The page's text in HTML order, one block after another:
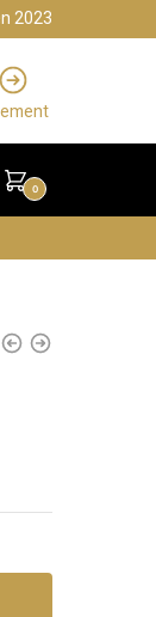
2023
0